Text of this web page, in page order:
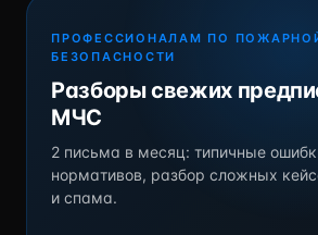
ПРОФЕССИОНАЛАМ ПО
БЕЗОПАСНОСТИ
Разборы свежих
МЧС
2 письма в месяц: типичные
нормативов, разбор сложных
и спама.